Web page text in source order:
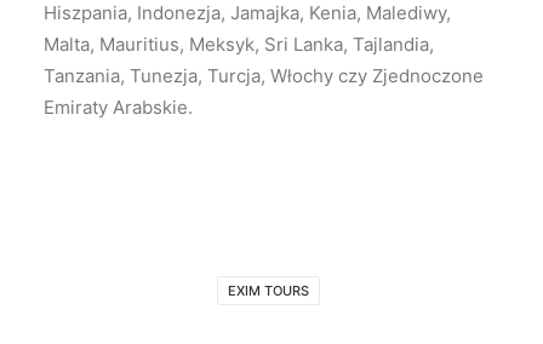
Hiszpania, Indonezja, Jamajka, Kenia, Malediwy,
Malta, Mauritius, Meksyk, Sri Lanka, Tajlandia,
Tanzania, Tunezja, Turcja, Włochy czy Zjednoczone
Emiraty Arabskie.
EXIM TOURS